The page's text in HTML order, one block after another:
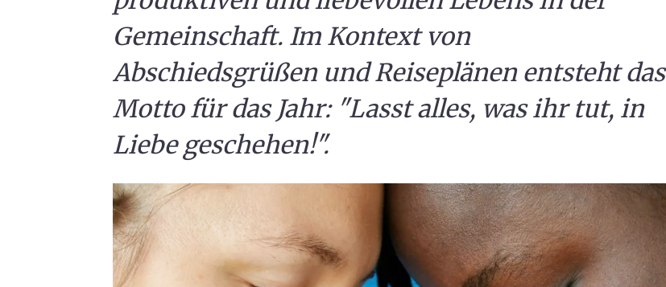
Gemeinschaft. Im Kontext von
Abschiedsgrüßen und Reiseplänen entsteht das
Motto für das Jahr: "Lasst alles, was ihr tut, in
Liebe geschehen!".